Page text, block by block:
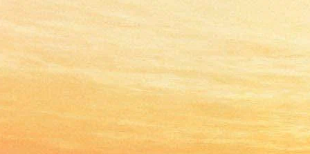
Михайловский проводит
осень "Грозой"
11 ноября 2016,18:07 Версия для печати